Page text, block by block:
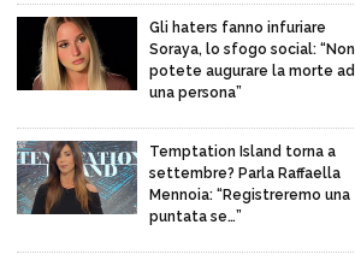
Gli haters fanno infuriare
Soraya, lo sfogo social: “Non
potete augurare la morte ad
una persona”
Temptation Island torna a
settembre? Parla Raffaella
Mennoia: “Registreremo una
puntata se…”